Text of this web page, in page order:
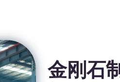
金刚石